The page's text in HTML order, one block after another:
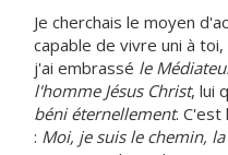
Je cherchais le moyen
capable de vivre uni à
j'ai embrassé le
l'homme Jésus Christ, lui
béni éternellement. C'est
: Moi, je suis le chemin,